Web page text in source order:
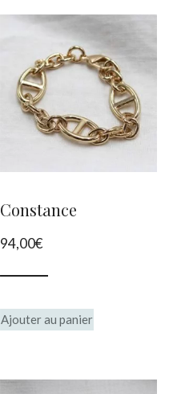
Constance
94,00€
Ajouter au panier